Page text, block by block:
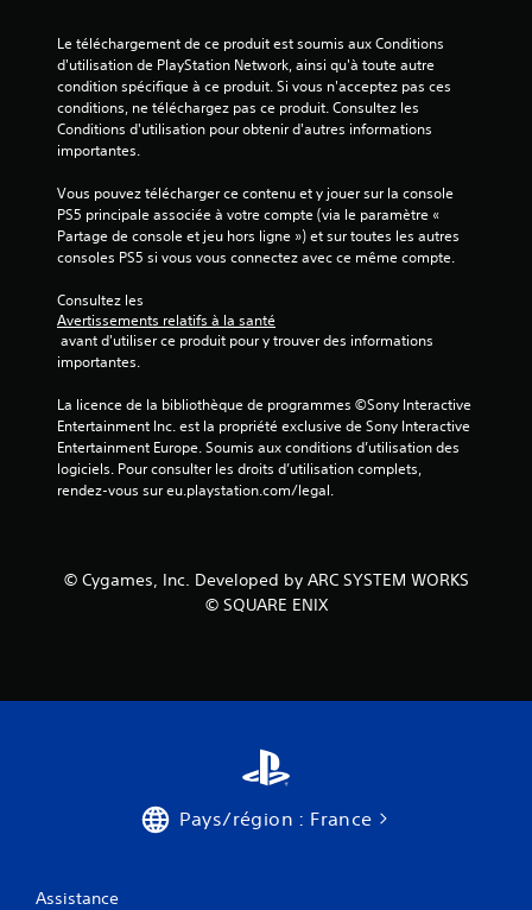
Le téléchargement de ce produit est soumis aux Conditions
d'utilisation de PlayStation Network, ainsi qu'à toute autre
condition spécifique à ce produit. Si vous n'acceptez pas ces
conditions, ne téléchargez pas ce produit. Consultez les
Conditions d'utilisation pour obtenir d'autres informations
importantes.
Vous pouvez télécharger ce contenu et y jouer sur la console
PS5 principale associée à votre compte (via le paramètre «
Partage de console et jeu hors ligne ») et sur toutes les autres
consoles PS5 si vous vous connectez avec ce même compte.
Consultez les
Avertissements relatifs à la santé
importantes.
La licence de la bibliothèque de programmes ©Sony Interactive
Entertainment Inc. est la propriété exclusive de Sony Interactive
Entertainment Europe. Soumis aux conditions d’utilisation des
logiciels. Pour consulter les droits d’utilisation complets,
rendez-vous sur eu.playstation.com/legal.
© Cygames, Inc. Developed by ARC SYSTEM WORKS
© SQUARE ENIX
Pays/région : France
Assistance